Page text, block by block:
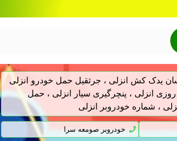
یدک کش انزلی ، جرثقیل حمل خودرو انزلی
روزی انزلی ، پنچرگیری سیار انزلی ، حمل
، شماره خودروبر انزلی
خودروبر صومعه سرا